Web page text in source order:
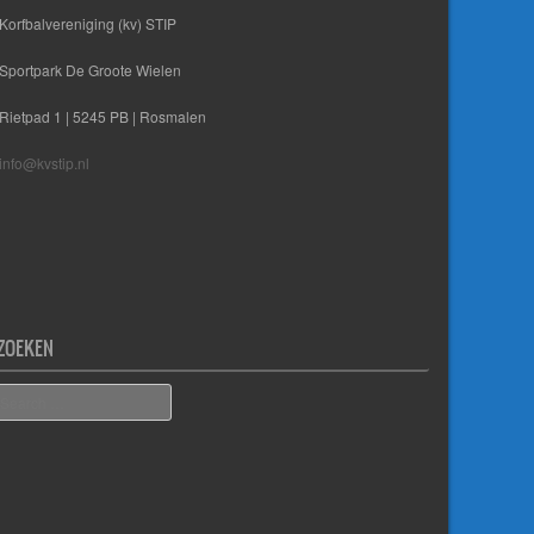
Korfbalvereniging (kv) STIP
Sportpark De Groote Wielen
Rietpad 1 | 5245 PB | Rosmalen
info@kvstip.nl